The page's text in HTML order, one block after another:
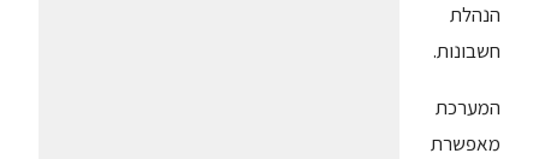
הנהלת
חשבונות.
המערכת
מאפשרת